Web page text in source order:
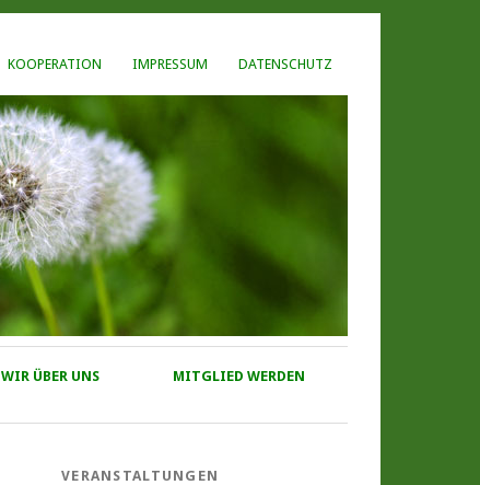
KOOPERATION IMPRESSUM DATENSCHUTZ
WIR ÜBER UNS MITGLIED WERDEN
VERANSTALTUNGEN